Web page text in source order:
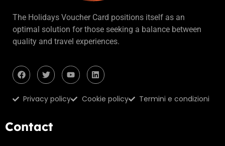
The Holidays Voucher Card positions itself as an
optimal solution for those seeking a balance between
quality and travel experiences.
Privacy policy Cookie policy Termini e condizioni
Contact